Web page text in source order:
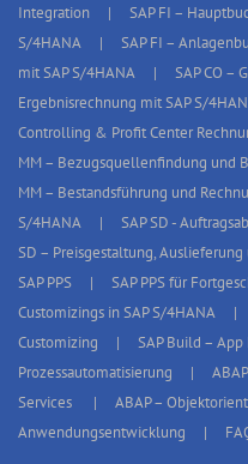
Integration
SAP FI –
S/4HANA
SAP FI –
mit SAP S/4HANA
SAP CO –
Ergebnisrechnung mit SAP S/
Controlling & Profit Center
MM – Bezugsquellenfindung und
MM – Bestandsführung und
S/4HANA
SAP SD -
SD – Preisgestaltung,
SAP PPS
SAP PPS für
Customizings in SAP S/4HANA
Customizing
SAP Build –
Prozessautomatisierung
Services
ABAP –
Anwendungsentwicklung